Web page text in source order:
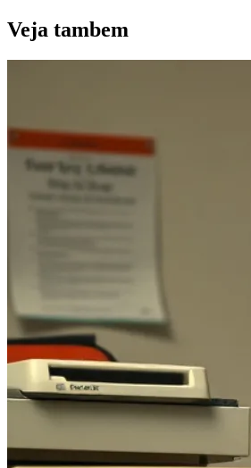
Veja tambem